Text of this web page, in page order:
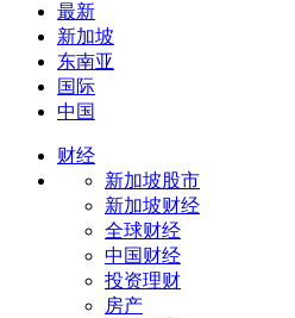
最新
新加坡
东南亚
国际
中国
财经
新加坡股市
新加坡财经
全球财经
中国财经
投资理财
房产